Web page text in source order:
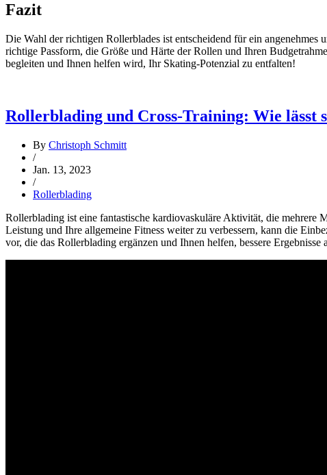
Fazit
Die Wahl der richtigen Rollerblades ist entscheidend für ein
richtige Passform, die Größe und Härte der Rollen und Ihren
begleiten und Ihnen helfen wird, Ihr Skating-Potenzial zu entfalten!
Rollerblading und Cross-Training: Wie lässt
By Christoph Schmitt
/
Jan. 13, 2023
/
Rollerblading
Rollerblading ist eine fantastische kardiovaskuläre Aktivität, die
Leistung und Ihre allgemeine Fitness weiter zu verbessern, kann die
vor, die das Rollerblading ergänzen und Ihnen helfen, bessere Ergebnisse